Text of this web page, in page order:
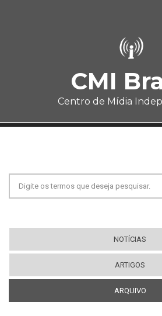
CMI
Centro de Mídia
Formulário de busca
NOTÍCIAS
ARTIGOS
ARQUIVO